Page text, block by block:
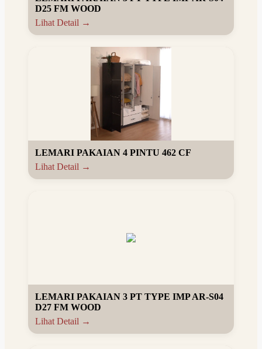
D25 FM WOOD
Lihat Detail →
LEMARI PAKAIAN 4 PINTU 462 CF
Lihat Detail →
LEMARI PAKAIAN 3 PT TYPE IMP AR-S04
D27 FM WOOD
Lihat Detail →